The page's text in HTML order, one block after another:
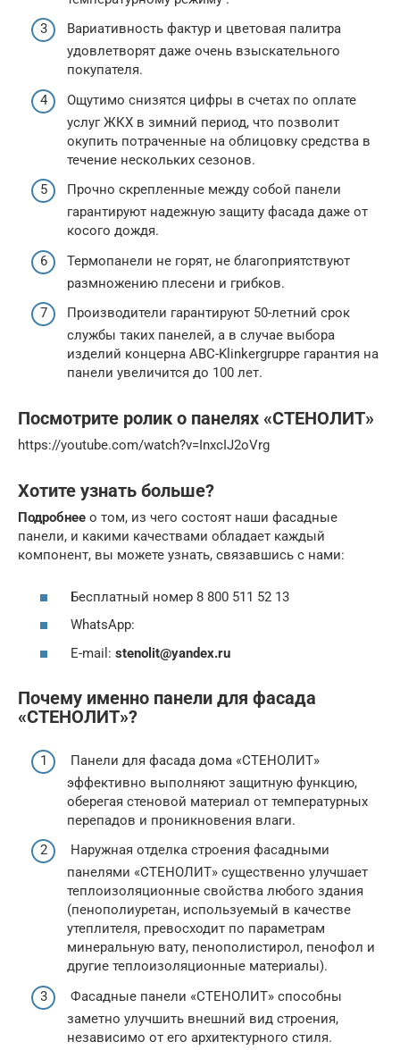
Вариативность фактур и цветовая палитра
удовлетворят даже очень взыскательного
покупателя.
Ощутимо снизятся цифры в счетах по оплате
услуг ЖКХ в зимний период, что позволит
окупить потраченные на облицовку средства в
течение нескольких сезонов.
Прочно скрепленные между собой панели
гарантируют надежную защиту фасада даже от
косого дождя.
Термопанели не горят, не благоприятствуют
размножению плесени и грибков.
Производители гарантируют 50-летний срок
службы таких панелей, а в случае выбора
изделий концерна ABC-Klinkergruppe гарантия на
панели увеличится до 100 лет.
Посмотрите ролик о панелях «СТЕНОЛИТ»
https://youtube.com/watch?v=InxcIJ2oVrg
Хотите узнать больше?
Подробнее о том, из чего состоят наши фасадные
панели, и какими качествами обладает каждый
компонент, вы можете узнать, связавшись с нами:
Бесплатный номер 8 800 511 52 13
WhatsApp:
E-mail: stenolit@yandex.ru
Почему именно панели для фасада
«СТЕНОЛИТ»?
Панели для фасада дома «СТЕНОЛИТ»
эффективно выполняют защитную функцию,
оберегая стеновой материал от температурных
перепадов и проникновения влаги.
Наружная отделка строения фасадными
панелями «СТЕНОЛИТ» существенно улучшает
теплоизоляционные свойства любого здания
(пенополиуретан, используемый в качестве
утеплителя, превосходит по параметрам
минеральную вату, пенополистирол, пенофол и
другие теплоизоляционные материалы).
Фасадные панели «СТЕНОЛИТ» способны
заметно улучшить внешний вид строения,
независимо от его архитектурного стиля.